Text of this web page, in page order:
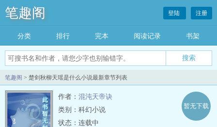
笔趣阁 登陆 注册
分类 排行 完本 阅读记录 书架
笔趣阁 > 楚剑秋柳天瑶是什么小说最新章节列表
作者： 混沌天帝诀
类别：科幻小说
状态：连载中
暂无下载